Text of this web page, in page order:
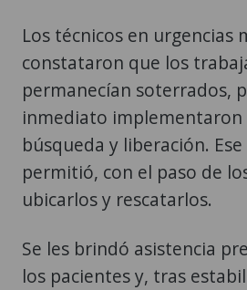
Los técnicos en urgencias
constataron que los
permanecían soterrados,
inmediato implementaron
búsqueda y liberación.
permitió, con el paso de
ubicarlos y rescatarlos.
Se les brindó asistencia
los pacientes y, tras